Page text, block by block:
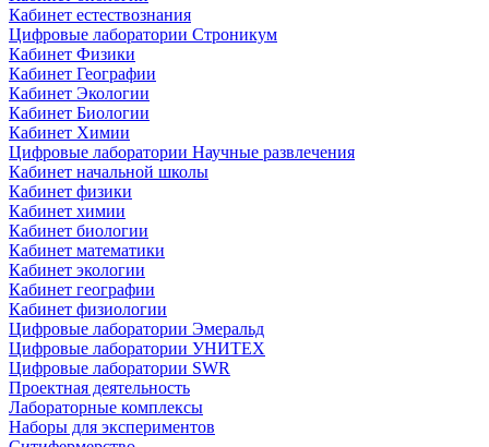
Кабинет естествознания
Цифровые лаборатории Строникум
Кабинет Физики
Кабинет Географии
Кабинет Экологии
Кабинет Биологии
Кабинет Химии
Цифровые лаборатории Научные развлечения
Кабинет начальной школы
Кабинет физики
Кабинет химии
Кабинет биологии
Кабинет математики
Кабинет экологии
Кабинет географии
Кабинет физиологии
Цифровые лаборатории Эмеральд
Цифровые лаборатории УНИТЕХ
Цифровые лаборатории SWR
Проектная деятельность
Лабораторные комплексы
Наборы для экспериментов